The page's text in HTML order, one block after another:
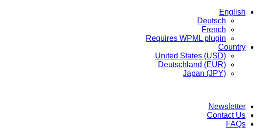
English
Deutsch
French
Requires WPML plugin
Country
United States (USD)
Deutschland (EUR)
Japan (JPY)
Newsletter
Contact Us
FAQs